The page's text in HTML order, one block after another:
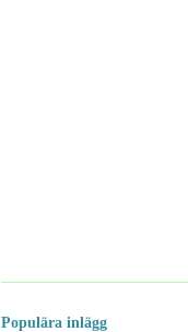
Populära inlägg